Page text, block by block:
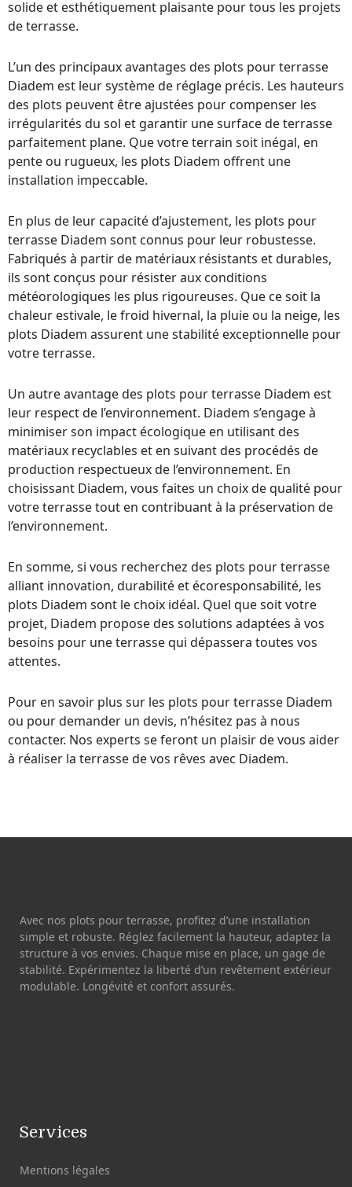
solide et esthétiquement plaisante pour tous les projets
de terrasse.
L’un des principaux avantages des plots pour terrasse
Diadem est leur système de réglage précis. Les hauteurs
des plots peuvent être ajustées pour compenser les
irrégularités du sol et garantir une surface de terrasse
parfaitement plane. Que votre terrain soit inégal, en
pente ou rugueux, les plots Diadem offrent une
installation impeccable.
En plus de leur capacité d’ajustement, les plots pour
terrasse Diadem sont connus pour leur robustesse.
Fabriqués à partir de matériaux résistants et durables,
ils sont conçus pour résister aux conditions
météorologiques les plus rigoureuses. Que ce soit la
chaleur estivale, le froid hivernal, la pluie ou la neige, les
plots Diadem assurent une stabilité exceptionnelle pour
votre terrasse.
Un autre avantage des plots pour terrasse Diadem est
leur respect de l’environnement. Diadem s’engage à
minimiser son impact écologique en utilisant des
matériaux recyclables et en suivant des procédés de
production respectueux de l’environnement. En
choisissant Diadem, vous faites un choix de qualité pour
votre terrasse tout en contribuant à la préservation de
l’environnement.
En somme, si vous recherchez des plots pour terrasse
alliant innovation, durabilité et écoresponsabilité, les
plots Diadem sont le choix idéal. Quel que soit votre
projet, Diadem propose des solutions adaptées à vos
besoins pour une terrasse qui dépassera toutes vos
attentes.
Pour en savoir plus sur les plots pour terrasse Diadem
ou pour demander un devis, n’hésitez pas à nous
contacter. Nos experts se feront un plaisir de vous aider
à réaliser la terrasse de vos rêves avec Diadem.
Avec nos plots pour terrasse, profitez d’une installation
simple et robuste. Réglez facilement la hauteur, adaptez la
structure à vos envies. Chaque mise en place, un gage de
stabilité. Expérimentez la liberté d’un revêtement extérieur
modulable. Longévité et confort assurés.
Services
Mentions légales